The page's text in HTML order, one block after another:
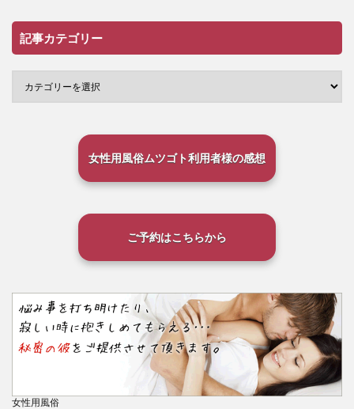
記事カテゴリー
女性用風俗ムツゴト利用者様の感想
ご予約はこちらから
女性用風俗